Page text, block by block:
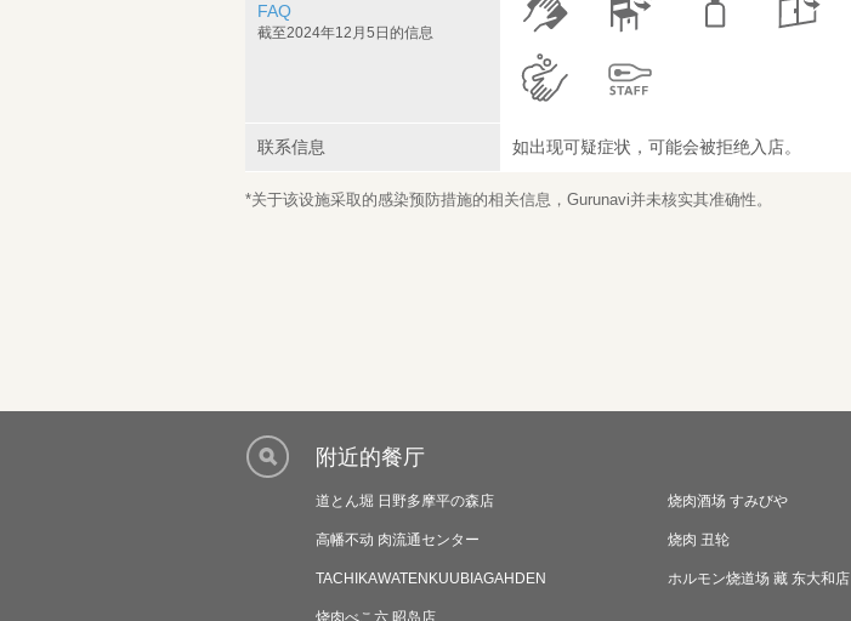
FAQ
截至2024年12月5日的信息
联系信息 如出现可疑症状，可能会被拒绝入店。
*关于该设施采取的感染预防措施的相关信息，Gurunavi并未核实其准确性。
附近的餐厅
道とん堀 日野多摩平の森店 烧肉酒场 すみびや
高幡不动 肉流通センター 烧肉 丑轮
TACHIKAWATENKUUBIAGAHDEN ホルモン烧道场 藏 东大和店